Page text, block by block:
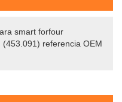
smart forfour
referencia OEM